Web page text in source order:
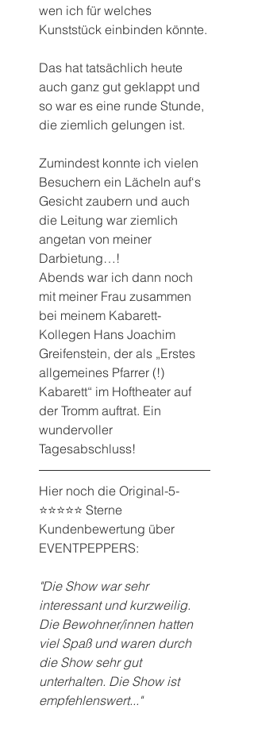
wen ich für welches
Kunststück einbinden könnte.
Das hat tatsächlich heute
auch ganz gut geklappt und
so war es eine runde Stunde,
die ziemlich gelungen ist.
Zumindest konnte ich vielen
Besuchern ein Lächeln auf‘s
Gesicht zaubern und auch
die Leitung war ziemlich
angetan von meiner
Darbietung…!
Abends war ich dann noch
mit meiner Frau zusammen
bei meinem Kabarett-
Kollegen Hans Joachim
Greifenstein, der als „Erstes
allgemeines Pfarrer (!)
Kabarett“ im Hoftheater auf
der Tromm auftrat. Ein
wundervoller
Tagesabschluss!
Hier noch die Original-5-
⭐️⭐️⭐️⭐️⭐️ Sterne
Kundenbewertung über
EVENTPEPPERS:
"Die Show war sehr
interessant und kurzweilig.
Die Bewohner/innen hatten
viel Spaß und waren durch
die Show sehr gut
unterhalten. Die Show ist
empfehlenswert..."